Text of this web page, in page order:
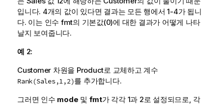
입니다. 4개의 값이 있다면 결과는 모든 행에서 1-4가 됩니
다. 이는 인수 fmt의 기본값(0)에 대한 결과가 어떻게 나타
날지 보여줍니다.
예 2:
Customer 차원을 Product로 교체하고 계수
Rank(Sales,1,2)를 추가합니다.
그러면 인수 mode 및 fmt가 각각 1과 2로 설정되므로, 각